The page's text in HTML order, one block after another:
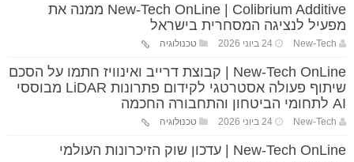
New-Tech OnLine | Colibrium Additive ממנה את
מפעיל לנציגה המסחרית בישראל
New-Tech 24 ביוני 2026 טכנולוגיה
New-Tech OnLine | קבוצת דרייב ואינוויז חתמו על הסכם
שיתוף פעולה אסטרטגי לקידום פתרונות LiDAR מבוססי
AI לתחומי הביטחון והתחבורה החכמה
New-Tech 24 ביוני 2026 טכנולוגיה
New-Tech OnLine | עדכון שוק הזיכרונות העולמי